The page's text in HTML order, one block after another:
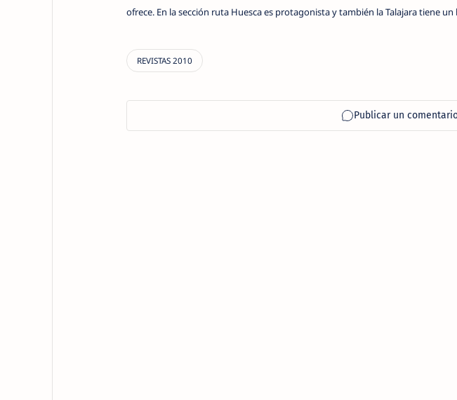
ofrece. En la sección ruta Huesca es protagonista y también la Talajara tiene